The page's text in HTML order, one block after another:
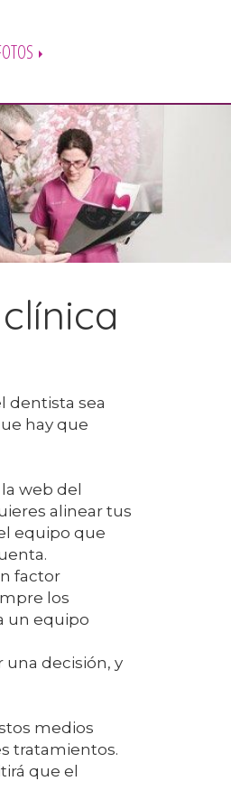
dentista sea
hay que
web del
alinear tus
equipo que
factor
los
un equipo
una decisión, y
medios
tratamientos.
que el